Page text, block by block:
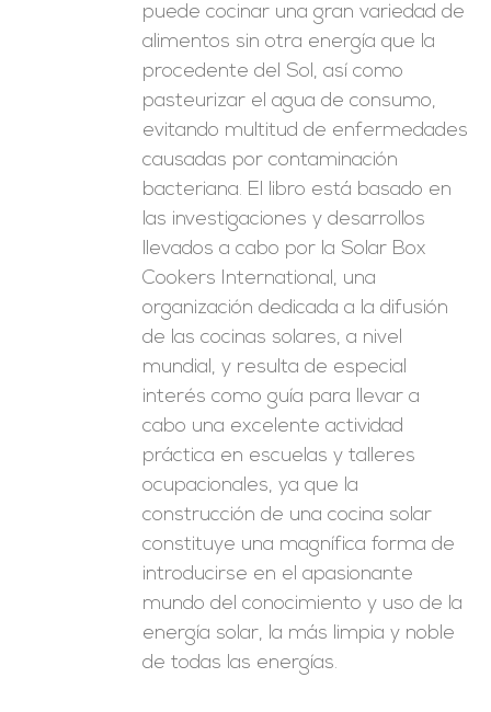
puede cocinar una gran variedad de
alimentos sin otra energía que la
procedente del Sol, así como
pasteurizar el agua de consumo,
evitando multitud de enfermedades
causadas por contaminación
bacteriana. El libro está basado en
las investigaciones y desarrollos
llevados a cabo por la Solar Box
Cookers International, una
organización dedicada a la difusión
de las cocinas solares, a nivel
mundial, y resulta de especial
interés como guía para llevar a
cabo una excelente actividad
práctica en escuelas y talleres
ocupacionales, ya que la
construcción de una cocina solar
constituye una magnífica forma de
introducirse en el apasionante
mundo del conocimiento y uso de la
energía solar, la más limpia y noble
de todas las energías.